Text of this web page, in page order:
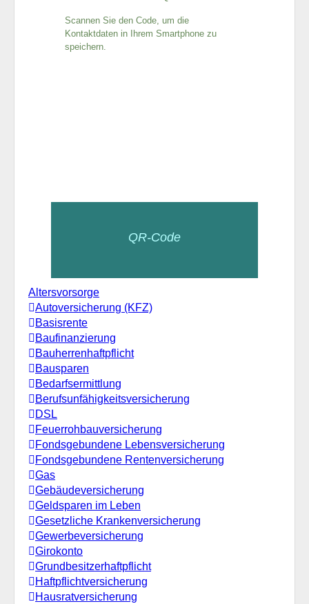
Scannen Sie den Code, um die
Kontaktdaten in Ihrem Smartphone zu
speichern.
QR-Code
Altersvorsorge
Autoversicherung (KFZ)
Basisrente
Baufinanzierung
Bauherrenhaftpflicht
Bausparen
Bedarfsermittlung
Berufs­unfähigkeitsversicherung
DSL
Feuerrohbauversicherung
Fondsgebundene Lebensversicherung
Fondsgebundene Rentenversicherung
Gas
Gebäudeversicherung
Geldsparen im Leben
Gesetzliche Krankenversicherung
Gewerbeversicherung
Girokonto
Grundbesitzerhaftpflicht
Haftpflichtversicherung
Hausratversicherung